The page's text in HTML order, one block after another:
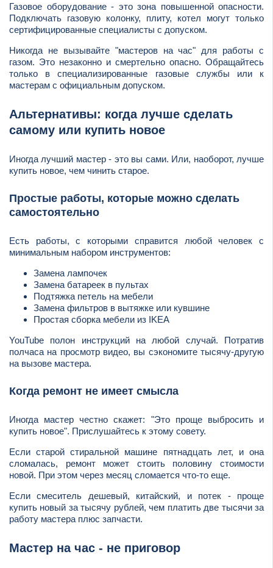
Газовое оборудование - это зона повышенной опасности.
Подключать газовую колонку, плиту, котел могут только
сертифицированные специалисты с допуском.
Никогда не вызывайте "мастеров на час" для работы с
газом. Это незаконно и смертельно опасно. Обращайтесь
только в специализированные газовые службы или к
мастерам с официальным допуском.
Альтернативы: когда лучше сделать
самому или купить новое
Иногда лучший мастер - это вы сами. Или, наоборот, лучше
купить новое, чем чинить старое.
Простые работы, которые можно сделать
самостоятельно
Есть работы, с которыми справится любой человек с
минимальным набором инструментов:
Замена лампочек
Замена батареек в пультах
Подтяжка петель на мебели
Замена фильтров в вытяжке или кувшине
Простая сборка мебели из IKEA
YouTube полон инструкций на любой случай. Потратив
полчаса на просмотр видео, вы сэкономите тысячу-другую
на вызове мастера.
Когда ремонт не имеет смысла
Иногда мастер честно скажет: "Это проще выбросить и
купить новое". Прислушайтесь к этому совету.
Если старой стиральной машине пятнадцать лет, и она
сломалась, ремонт может стоить половину стоимости
новой. При этом через месяц сломается что-то еще.
Если смеситель дешевый, китайский, и потек - проще
купить новый за тысячу рублей, чем платить две тысячи за
работу мастера плюс запчасти.
Мастер на час - не приговор